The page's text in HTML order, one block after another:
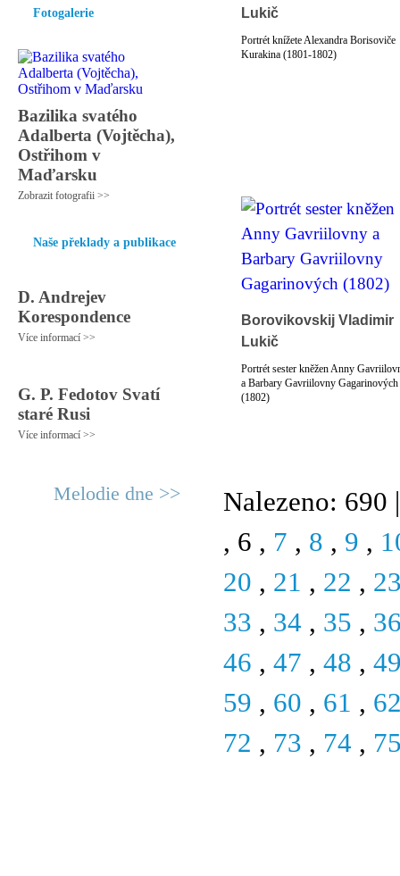
Fotogalerie
Bazilika svatého
Adalberta (Vojtěcha),
Ostřihom v
Maďarsku
Zobrazit fotografii >>
Naše překlady a publikace
D. Andrejev
Korespondence
Více informací >>
G. P. Fedotov Svatí
staré Rusi
Více informací >>
Melodie dne >>
Lukič
Portrét knížete Alexandra Borisoviče
Kurakina (1801-1802)
Borovikovskij Vladimir
Lukič
Portrét sester kněžen Anny
a Barbary Gavriilovny Gagarinových
(1802)
Nalezeno: 690
, 6 , 7 , 8 , 9 ,
20 , 21 , 22 ,
33 , 34 , 35 ,
46 , 47 , 48 ,
59 , 60 , 61 ,
72 , 73 , 74 ,